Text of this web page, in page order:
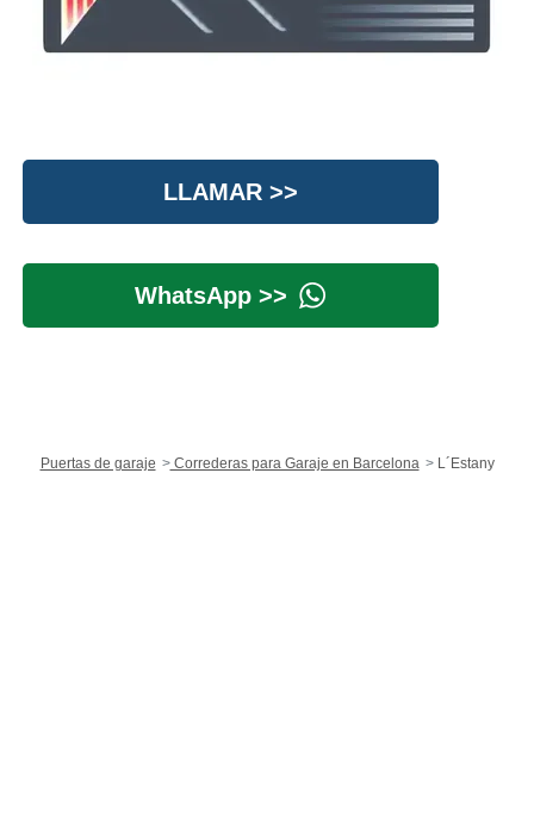
LLAMAR >>
WhatsApp >>
Puertas de garaje Correderas para Garaje en Barcelona L´Estany